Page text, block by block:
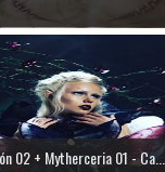
02 + Mytherceria 01 - Ca...